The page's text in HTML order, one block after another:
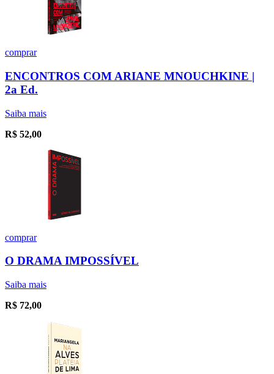
comprar
ENCONTROS COM ARIANE MNOUCHKINE |
2a Ed.
Saiba mais
R$ 52,00
comprar
O DRAMA IMPOSSÍVEL
Saiba mais
R$ 72,00